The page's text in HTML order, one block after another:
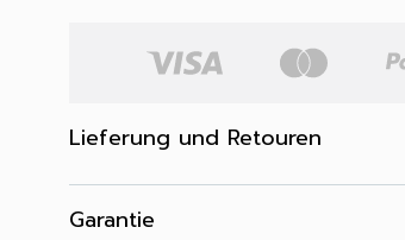
Lieferung und Retouren
Garantie